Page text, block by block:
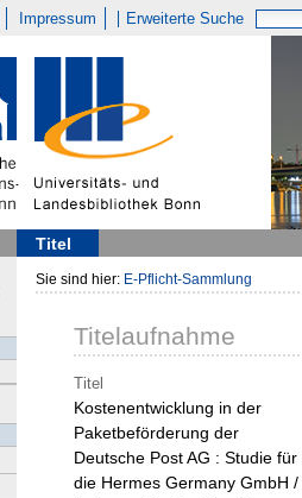
Impressum Erweiterte Suche
Titel
Sie sind hier: E-Pflicht-Sammlung
Titelaufnahme
Titel
Kostenentwicklung in der
Paketbeförderung der
Deutsche Post AG : Studie für
die Hermes Germany GmbH /